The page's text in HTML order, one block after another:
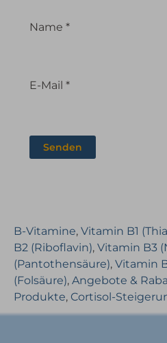
Name *
E-Mail *
B-Vitamine, Vitamin B1
B2 (Riboflavin), Vitamin B3
(Pantothensäure), Vitamin
(Folsäure), Angebote &
Produkte, Cortisol-